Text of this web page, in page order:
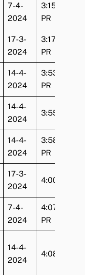
7-4-
2024
3:15:51
PR
17-3-
2024
3:17:38
PR
14-4-
2024
3:53:39
PR
14-4-
2024
3:55:18
14-4-
2024
3:58:20
PR
17-3-
2024
4:00:12
7-4-
2024
4:07:31
PR
14-4-
2024
4:08:50